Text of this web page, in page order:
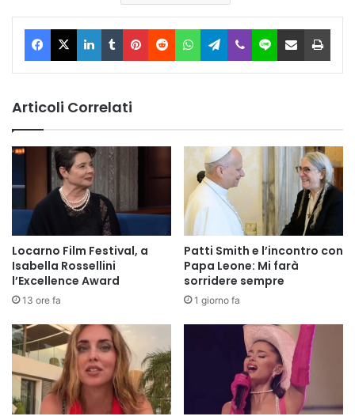
Facebook
X LinkedIn
TumblrPinterest
RedditWhatsAppTelegram
ViberLine Condividi via Email
Articoli Correlati
Locarno Film Festival, a
Isabella Rossellini
l’Excellence Award
13 ore fa
Patti Smith e l’incontro con
Papa Leone: Mi farà
sorridere sempre
1 giorno fa